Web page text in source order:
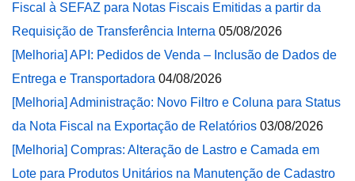
Fiscal à SEFAZ para Notas Fiscais Emitidas a partir da
Requisição de Transferência Interna 05/08/2026
[Melhoria] API: Pedidos de Venda – Inclusão de Dados de
Entrega e Transportadora 04/08/2026
[Melhoria] Administração: Novo Filtro e Coluna para Status
da Nota Fiscal na Exportação de Relatórios 03/08/2026
[Melhoria] Compras: Alteração de Lastro e Camada em
Lote para Produtos Unitários na Manutenção de Cadastro